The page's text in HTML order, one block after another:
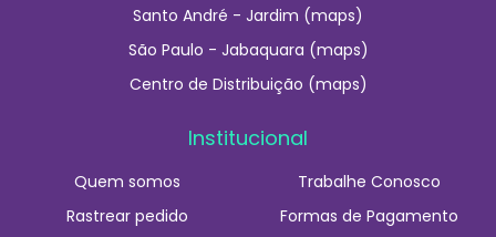
Santo André - Jardim (maps)
São Paulo - Jabaquara (maps)
Centro de Distribuição (maps)
Institucional
Quem somos
Rastrear pedido
Trabalhe Conosco
Formas de Pagamento